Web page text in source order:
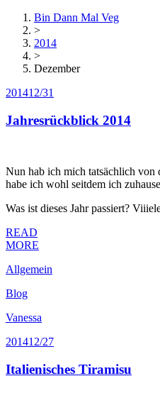
Bin Dann Mal Veg
>
2014
>
Dezember
201412/31
Jahresrückblick 2014
Nun hab ich mich tatsächlich von
habe ich wohl seitdem ich
Was ist dieses Jahr passiert?
READ
MORE
Allgemein
Blog
Vanessa
201412/27
Italienisches Tiramisu